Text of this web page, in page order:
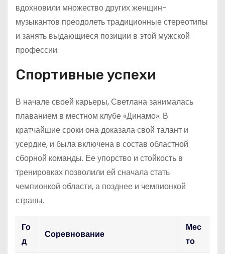
вдохновили множество других женщин-
музыкантов преодолеть традиционные стереотипы
и занять выдающиеся позиции в этой мужской
профессии.
Спортивные успехи
В начале своей карьеры, Светлана занималась
плаванием в местном клубе «Динамо». В
кратчайшие сроки она доказала свой талант и
усердие, и была включена в состав областной
сборной команды. Ее упорство и стойкость в
тренировках позволили ей сначала стать
чемпионкой области, а позднее и чемпионкой
страны.
Го
д
Соревнование
Мес
то